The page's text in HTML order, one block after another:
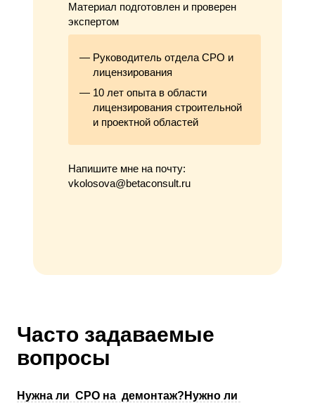
Материал подготовлен и проверен
экспертом
Руководитель отдела СРО и
лицензирования
10 лет опыта в области
лицензирования строительной
и проектной областей
Напишите мне на почту:
vkolosova@betaconsult.ru
Часто задаваемые
вопросы
Нужна ли СРО на демонтаж?Нужно ли